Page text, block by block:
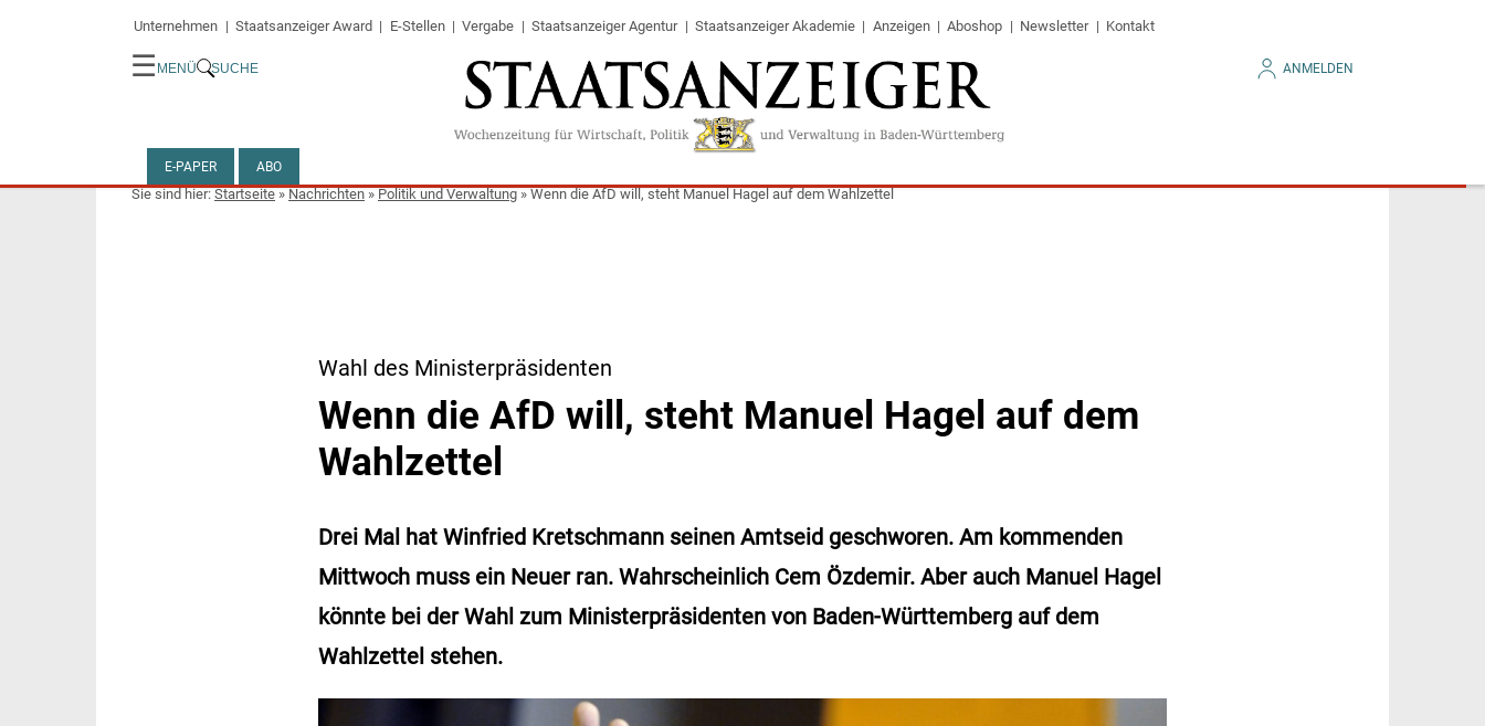
Unternehmen Staatsanzeiger Award E-Stellen Vergabe Staatsanzeiger Agentur Staatsanzeiger Akademie Anzeigen Aboshop Newsletter Kontakt
☰ MENÜ SUCHE ANMELDEN
E-PAPER ABO
Startseite»Nachrichten»Politik und Verwaltung»Wenn die AfD will, steht Manuel Hagel auf dem Wahlzettel
Wahl des Ministerpräsidenten
Wenn die AfD will, steht Manuel Hagel auf dem
Wahlzettel
Drei Mal hat Winfried Kretschmann seinen Amtseid geschworen. Am kommenden
Mittwoch muss ein Neuer ran. Wahrscheinlich Cem Özdemir. Aber auch Manuel Hagel
könnte bei der Wahl zum Ministerpräsidenten von Baden-Württemberg auf dem
Wahlzettel stehen.